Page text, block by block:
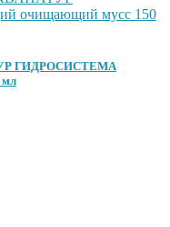
ГИДРОСИСТЕМА
мл